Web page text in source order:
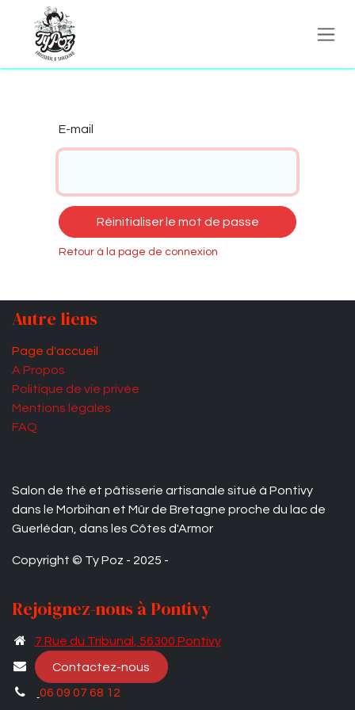
Se rendre au contenu
E-mail
Réinitialiser le mot de passe
Retour à la page de connexion
Autre liens
Page d'accueil
A Propos
Politique de vie privée
Mentions légales
FAQ
Salon de thé et pâtisserie artisanale situé à Pontivy
dans le Morbihan et Mûr de Bretagne proche du lac de
Guerlédan, dans les Côtes d'Armor
Copyright © Ty Poz - 2025 -
Rejoignez-nous à Pontivy
7 Rue du Tribunal​ , 56300 Pontivy
Contactez-nous
06 09 07 68 12